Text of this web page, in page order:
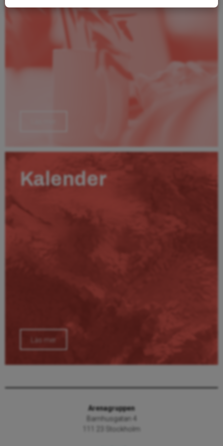
Kalender
Läs mer
Arenagruppen
Barnhusgatan 4
111 23 Stockholm